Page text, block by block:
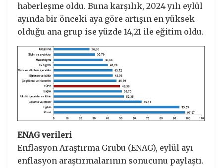
haberleşme oldu. Buna karşılık, 2024 yılı eylül
ayında bir önceki aya göre artışın en yüksek
olduğu ana grup ise yüzde 14,21 ile eğitim oldu.
ENAG verileri
Enflasyon Araştırma Grubu (ENAG), eylül ayı
enflasyon araştırmalarının sonucunu paylaştı.